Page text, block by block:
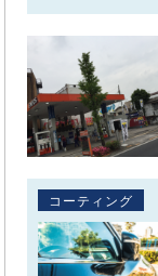
コーティング